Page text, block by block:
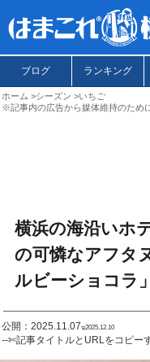
ブログ ランキング
ホーム シーズン
いちご
※記事内の広告から媒体維持のため
横浜の海沿いホ
の可憐なアフタ
ルビーショコラ
公開：2025.11.07ಇ2025.12.10
--✄記事タイトルとURLをコピ